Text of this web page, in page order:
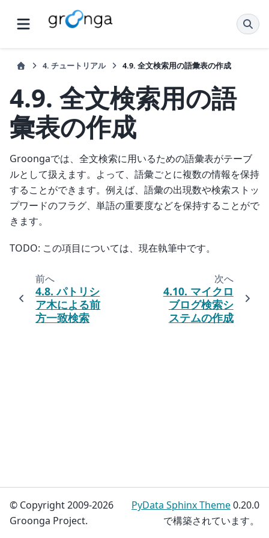
4. チュートリアル 4.9. 全文検索用の語彙表の作成
4.9. 全文検索用の語
彙表の作成
Groongaでは、全文検索に用いるための語彙表がテーブ
ルとして扱えます。よって、語彙ごとに複数の情報を保持
することができます。例えば、語彙の出現数や検索ストッ
プワードのフラグ、単語の重要度などを保持することがで
きます。
TODO: この項目については、現在執筆中です。
前へ
4.8.パトリシ
ア木による前
方一致検索
次へ
4.10. マイクロ
ブログ検索シ
ステムの作成
© Copyright 2009-2026
Groonga Project.
PyData Sphinx Theme0.20.0
で構築されています。